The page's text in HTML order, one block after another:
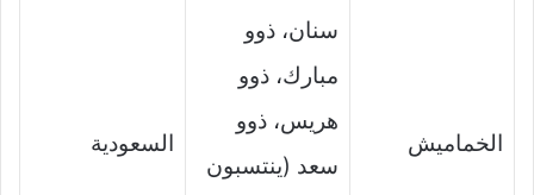
الخماميش
سنان، ذوو
مبارك، ذوو
هريس، ذوو
سعد (ينتسبون
السعودية